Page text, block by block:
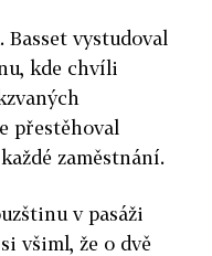
Basset vystudoval
kde chvíli
přestěhoval
zaměstnání.
v pasáži
všiml, že o dvě